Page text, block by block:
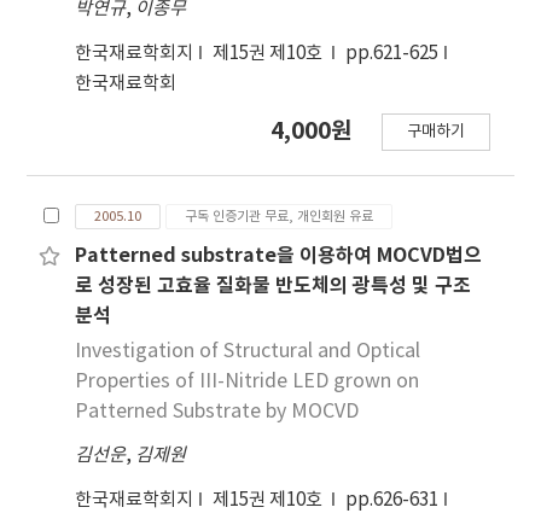
박연규, 이종무
한국재료학회지 제15권 제10호
pp.621-625
한국재료학회
4,000원 구매하기
2005.10 구독 인증기관 무료, 개인회원 유료
Patterned substrate을 이용하여 MOCVD법으
로 성장된 고효율 질화물 반도체의 광특성 및 구조
분석
Investigation of Structural and Optical
Properties of III-Nitride LED grown on
Patterned Substrate by MOCVD
김선운, 김제원
한국재료학회지 제15권 제10호
pp.626-631